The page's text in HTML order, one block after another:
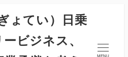
ょてい）日乗
ビジネス、
MENU